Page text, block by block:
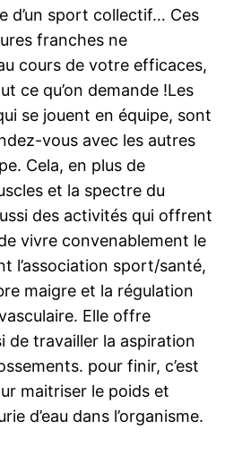
d’un sport collectif… Ces
franches ne
cours de votre efficaces,
ce qu’on demande !Les
se jouent en équipe, sont
vous avec les autres
Cela, en plus de
et la spectre du
des activités qui offrent
vivre convenablement le
l’association sport/santé,
maigre et la régulation
Elle offre
de travailler la aspiration
pour finir, c’est
maitriser le poids et
d’eau dans l’organisme.